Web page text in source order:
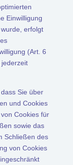
Einwilligung
erfolgt
(Art. 6
Sie über
und Cookies
Cookies für
sowie das
Schließen des
von Cookies